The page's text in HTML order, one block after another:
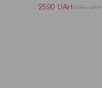
2590 UAH5990 UAH